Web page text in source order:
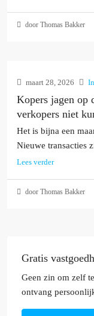
door Thomas Bakker
maart 28, 2026
Kopers jagen op
verkopers niet
Het is bijna een
Nieuwe transacties
Lees verder
door Thomas Bakker
Gratis
Geen zin om zelf
ontvang